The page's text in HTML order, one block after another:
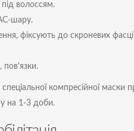
під волоссям.
шару.
фіксують до скроневих
пов'язки.
спеціальної компресійної
на 1-3 доби.